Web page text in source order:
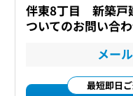
伴東8丁目 新築戸
ついてのお問い合
メー
最短即日